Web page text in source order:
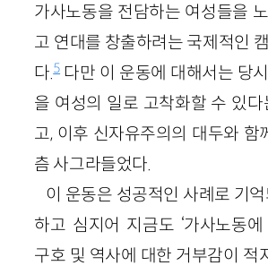
가사노동을 전담하는 여성들을
고 연대를 창출하려는 국제적인
다.5 다만 이 운동에 대해서는 당
을 여성의 일로 고착화할 수 있
고, 이후 신자유주의의 대두와 함
츰 사그라들었다.
이 운동은 성공적인 사례로 기
하고 심지어 지금도 ‘가사노동에
구호 및 역사에 대한 거부감이 적